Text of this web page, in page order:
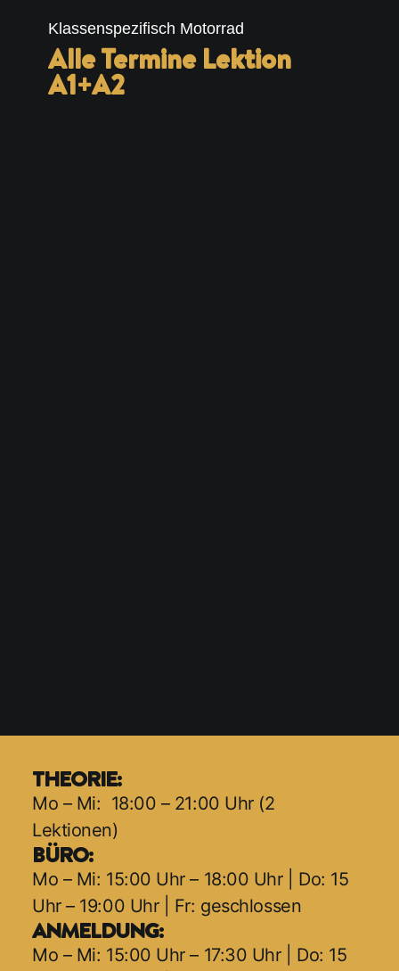
Klassenspezifisch Motorrad
Alle Termine Lektion
A1+A2
THEORIE:
Mo – Mi: 18:00 – 21:00 Uhr (2
Lektionen)
BÜRO:
Mo – Mi: 15:00 Uhr – 18:00 Uhr | Do: 15
Uhr – 19:00 Uhr | Fr: geschlossen
ANMELDUNG:
Mo – Mi: 15:00 Uhr – 17:30 Uhr | Do: 15